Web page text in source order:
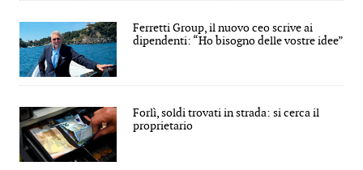
Ferretti Group, il nuovo ceo scrive ai
dipendenti: “Ho bisogno delle vostre idee”
Forlì, soldi trovati in strada: si cerca il
proprietario